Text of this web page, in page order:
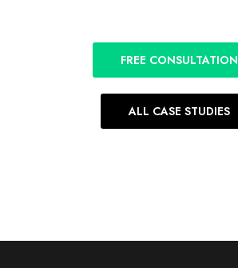
FREE CONSULTATION
ALL CASE STUDIES